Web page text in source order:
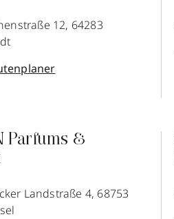
12, 64283
Parfums &
Landstraße 4, 68753